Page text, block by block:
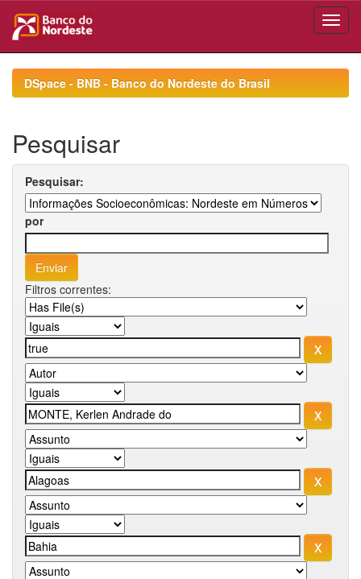
navigationDSpace - BNB - Banco do Nordeste do Brasil
Pesquisar
Pesquisar:
por
Filtros correntes: